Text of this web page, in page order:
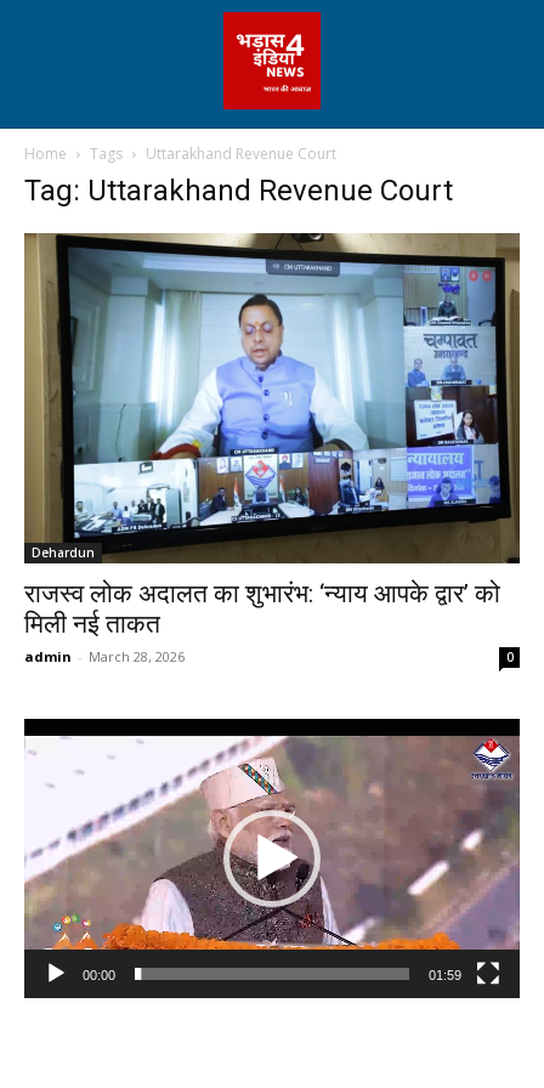
Home Tags Uttarakhand Revenue Court
Tag: Uttarakhand Revenue Court
Dehardun
राजस्व लोक अदालत का शुभारंभ: ‘न्याय आपके द्वार’ को
मिली नई ताकत
admin - March 28, 2026 0
Video
Player
00:00 01:59